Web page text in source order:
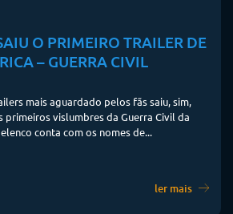
O PRIMEIRO TRAILER DE
– GUERRA CIVIL
mais aguardado pelos fãs saiu, sim,
vislumbres da Guerra Civil da
conta com os nomes de...
ler mais